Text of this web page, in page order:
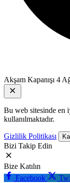
Akşam Kapanışı 4
Bu web sitesinde en
kullanılmaktadır.
Gizlilik Politikası
Bizi Takip Edin
Bize Katılın
Facebook